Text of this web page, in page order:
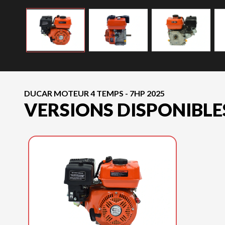
DUCAR MOTEUR 4 TEMPS - 7HP 2025
VERSIONS